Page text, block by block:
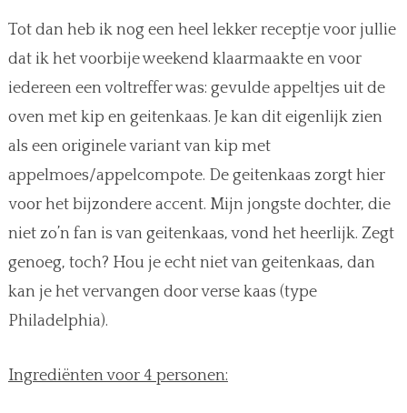
Tot dan heb ik nog een heel lekker receptje voor jullie
dat ik het voorbije weekend klaarmaakte en voor
iedereen een voltreffer was: gevulde appeltjes uit de
oven met kip en geitenkaas. Je kan dit eigenlijk zien
als een originele variant van kip met
appelmoes/appelcompote. De geitenkaas zorgt hier
voor het bijzondere accent. Mijn jongste dochter, die
niet zo’n fan is van geitenkaas, vond het heerlijk. Zegt
genoeg, toch? Hou je echt niet van geitenkaas, dan
kan je het vervangen door verse kaas (type
Philadelphia).
Ingrediënten voor 4 personen: